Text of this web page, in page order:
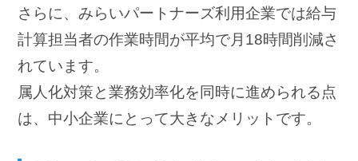
さらに、みらいパートナーズ利用企業では給与
計算担当者の作業時間が平均で月18時間削減さ
れています。
属人化対策と業務効率化を同時に進められる点
は、中小企業にとって大きなメリットです。